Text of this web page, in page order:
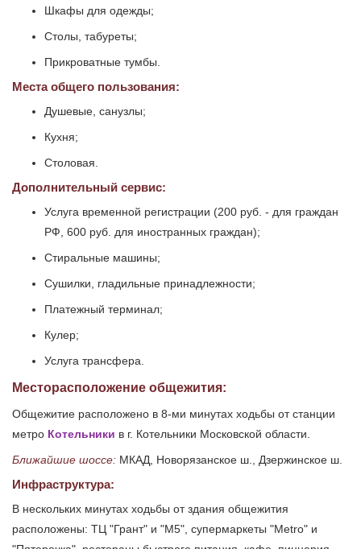
Шкафы для одежды;
Столы, табуреты;
Прикроватные тумбы.
Места общего пользования:
Душевые, санузлы;
Кухня;
Столовая.
Дополнительный сервис:
Услуга временной регистрации (200 руб. - для граждан
РФ, 600 руб. для иностранных граждан);
Стиральные машины;
Сушилки, гладильные принадлежности;
Платежный терминал;
Кулер;
Услуга трансфера.
Месторасположение общежития:
Общежитие расположено в 8-ми минутах ходьбы от станции
метро Котельники в г. Котельники Московской области.
Ближайшие шоссе: МКАД, Новорязанское ш., Дзержинское ш.
Инфраструктура:
В нескольких минутах ходьбы от здания общежития
расположены: ТЦ "Грант" и "М5", супермаркеты "Metro" и